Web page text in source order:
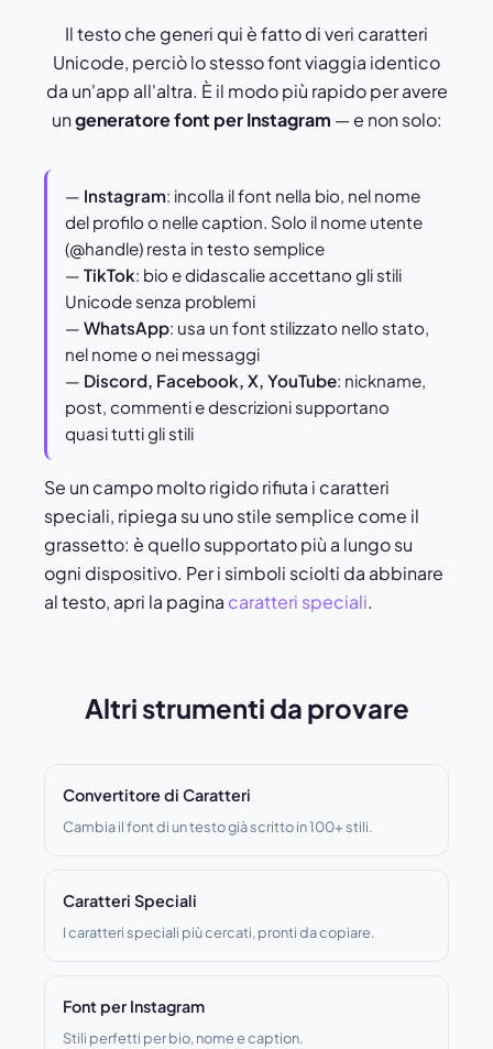
Il testo che generi qui è fatto di veri caratteri
Unicode, perciò lo stesso font viaggia identico
da un'app all'altra. È il modo più rapido per avere
ungeneratore font per Instagram — e non solo:
— Instagram: incolla il font nella bio, nel nome
del profilo o nelle caption. Solo il nome utente
(@handle) resta in testo semplice
— TikTok: bio e didascalie accettano gli stili
Unicode senza problemi
— WhatsApp: usa un font stilizzato nello stato,
nel nome o nei messaggi
— Discord, Facebook, X, YouTube: nickname,
post, commenti e descrizioni supportano
quasi tutti gli stili
Se un campo molto rigido rifiuta i caratteri
speciali, ripiega su uno stile semplice come il
grassetto: è quello supportato più a lungo su
ogni dispositivo. Per i simboli sciolti da abbinare
al testo, apri la pagina caratteri speciali.
Altri strumenti da provare
Convertitore di Caratteri
Cambia il font di un testo già scritto in 100+ stili.
Caratteri Speciali
I caratteri speciali più cercati, pronti da copiare.
Font per Instagram
Stili perfetti per bio, nome e caption.